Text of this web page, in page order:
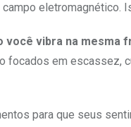
eletromagnético.
você vibra na
focados em escassez,
para que seus